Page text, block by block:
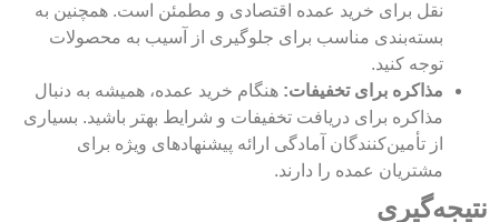
نقل برای خرید عمده اقتصادی و مطمئن است. همچنین به
بسته‌بندی مناسب برای جلوگیری از آسیب به محصولات
توجه کنید.
مذاکره برای تخفیفات: هنگام خرید عمده، همیشه به دنبال
مذاکره برای دریافت تخفیفات و شرایط بهتر باشید. بسیاری
از تأمین‌کنندگان آمادگی ارائه پیشنهادهای ویژه برای
مشتریان عمده را دارند.
نتیجه‌گیری